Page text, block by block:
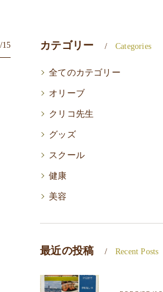
15 カテゴリー Categories
全てのカテゴリー
オリーブ
クリコ先生
グッズ
スクール
健康
美容
最近の投稿 Recent Posts